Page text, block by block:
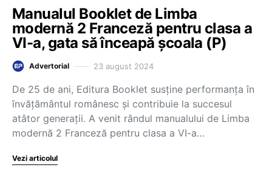
Manualul Booklet de Limba
modernă 2 Franceză pentru clasa a
VI-a, gata să înceapă școala (P)
Advertorial 23 august 2024
De 25 de ani, Editura Booklet susține performanța în
învățământul românesc și contribuie la succesul
atâtor generații. A venit rândul manualului de Limba
modernă 2 Franceză pentru clasa a VI-a…
Vezi articolul